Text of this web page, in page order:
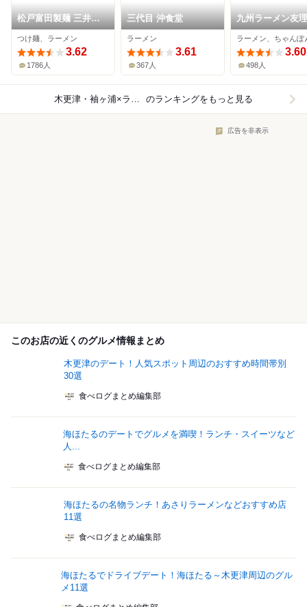
松戸富田製麺 三井ア
ウトレットパーク木更
津店
つけ麺、ラーメン
3.62
1786人
三代目 沖食堂
ラーメン
3.61
367人
九州ラーメン友理
ラーメン、ちゃんぽ
3.60
498人
木更津・袖ヶ浦×ラーメン のランキングをもっと見る
広告を非表示
このお店の近くのグルメ情報まとめ
木更津のデート！人気スポット周辺のおすすめ時間帯別
30選
食べログまとめ編集部
海ほたるのデートでグルメを満喫！ランチ・スイーツなど
人...
食べログまとめ編集部
海ほたるの名物ランチ！あさりラーメンなどおすすめ店
11選
食べログまとめ編集部
海ほたるでドライブデート！海ほたる～木更津周辺のグル
メ11選